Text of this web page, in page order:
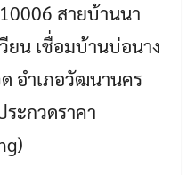
Search
สายบ้านนา
ยน เชื่อมบ้านบ่อนาง
อำเภอวัฒนานคร
ะกวดราคา